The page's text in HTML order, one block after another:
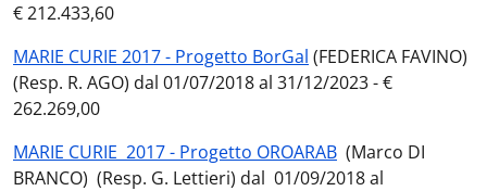
€ 212.433,60
MARIE CURIE 2017 - Progetto BorGal (FEDERICA FAVINO)
(Resp. R. AGO) dal 01/07/2018 al 31/12/2023 - €
262.269,00
MARIE CURIE 2017 - Progetto OROARAB (Marco DI
BRANCO) (Resp. G. Lettieri) dal 01/09/2018 al